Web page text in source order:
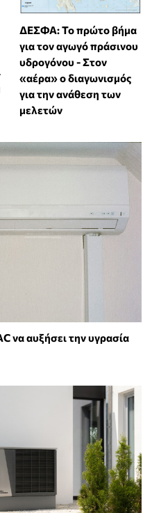
ΔΕΣΦΑ: Το πρώτο βήμα
για τον αγωγό πράσινου
υδρογόνου - Στον
«αέρα» ο διαγωνισμός
για την ανάθεση των
μελετών
να αυξήσει την υγρασία